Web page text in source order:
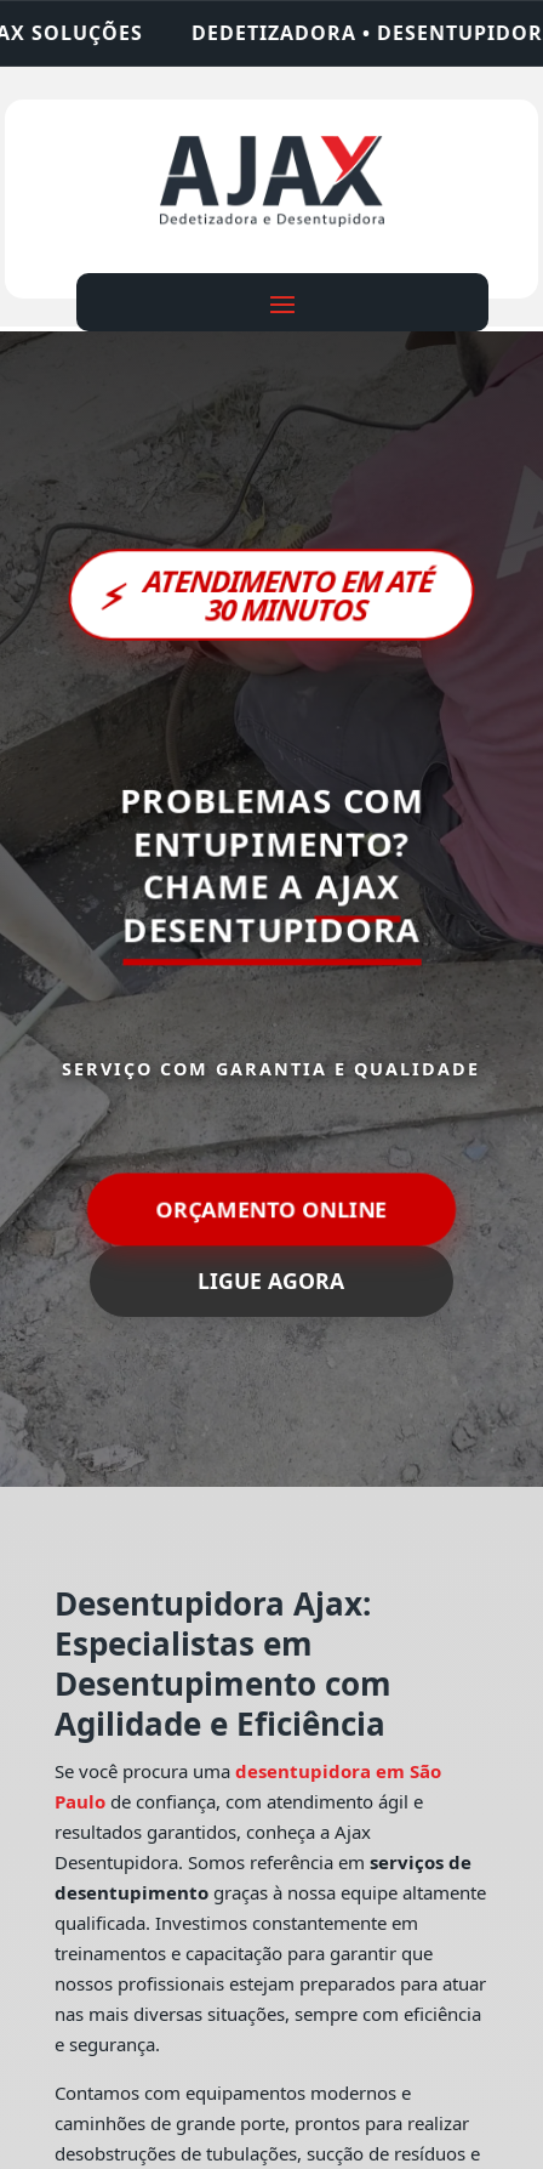
• DESENTUPIDORA • LIMPEZA DE
⚡ ATENDIMENTO EM ATÉ
30 MINUTOS
PROBLEMAS COM
ENTUPIMENTO?
CHAME A AJAX
DESENTUPIDORA
SERVIÇO COM GARANTIA E QUALIDADE
ORÇAMENTO ONLINE
LIGUE AGORA
Desentupidora Ajax:
Especialistas em
Desentupimento com
Agilidade e Eficiência
Se você procura uma desentupidora em São
Paulo de confiança, com atendimento ágil e
resultados garantidos, conheça a Ajax
Desentupidora. Somos referência em serviços de
desentupimentograças à nossa equipe altamente
qualificada. Investimos constantemente em
treinamentos e capacitação para garantir que
nossos profissionais estejam preparados para atuar
nas mais diversas situações, sempre com eficiência
e segurança.
Contamos com equipamentos modernos e
caminhões de grande porte, prontos para realizar
desobstruções de tubulações, sucção de resíduos e